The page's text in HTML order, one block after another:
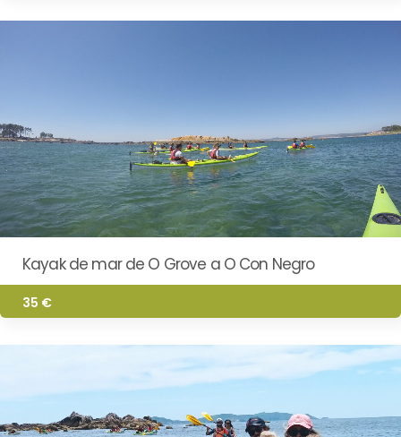
Kayak de mar de O Grove a O Con Negro
35 €